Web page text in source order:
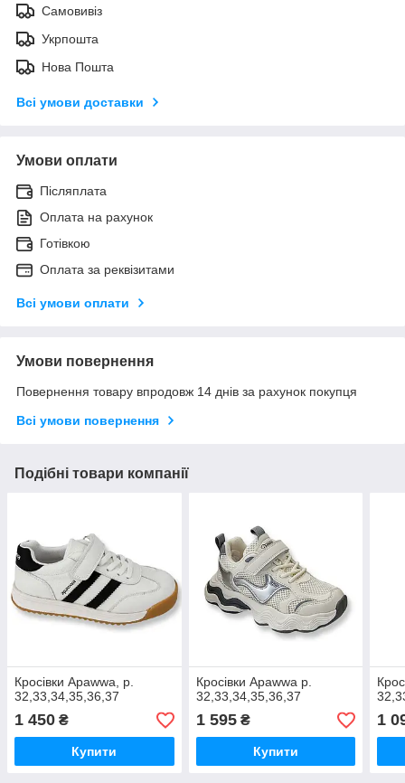
Самовивіз
Укрпошта
Нова Пошта
Всі умови доставки
Умови оплати
Післяплата
Оплата на рахунок
Готівкою
Оплата за реквізитами
Всі умови оплати
Умови повернення
Повернення товару впродовж 14 днів за рахунок покупця
Всі умови повернення
Подібні товари компанії
Кросівки Apawwa, р.
32,33,34,35,36,37
1 450 ₴
Купити
Кросівки Apawwa р.
32,33,34,35,36,37
1 595₴
Купити
1